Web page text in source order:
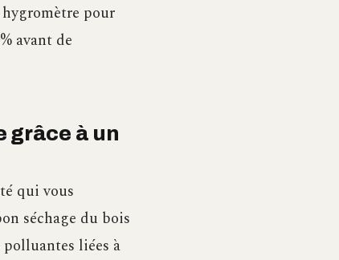
pour
avant de
grâce à un
qui vous
séchage du bois
polluantes liées à